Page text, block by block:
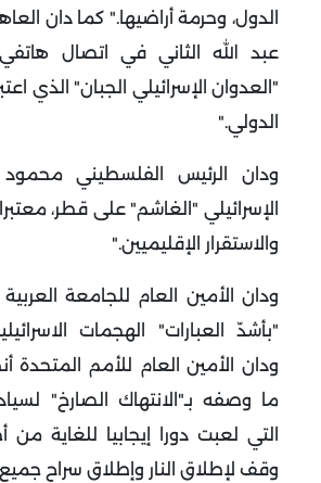
الدول، وحرمة أراضيها". كما دان
عبد الله الثاني في اتصال
"العدوان الإسرائيلي الجبان" الذي
الدولي".
ودان الرئيس الفلسطيني
الإسرائيلي "الغاشم" على قطر،
والاستقرار الإقليميين".
ودان الأمين العام للجامعة
"بأشدّ العبارات" الهجمات
ودان الأمين العام للأمم المتحدة
ما وصفه بـ"الانتهاك الصارخ"
التي لعبت دورا إيجابيا للغاية
وقف لإطلاق النار وإطلاق سراح جميع